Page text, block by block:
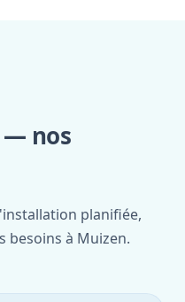
— nos
planifiée,
besoins à Muizen.